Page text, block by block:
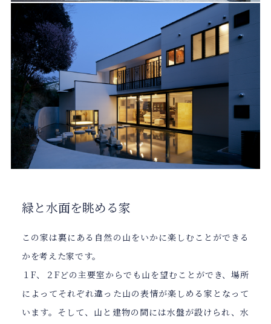
緑と水面を眺める家
この家は裏にある自然の山をいかに楽しむことができる
かを考えた家です。
１F、２Fどの主要室からでも山を望むことができ、場所
によってそれぞれ違った山の表情が楽しめる家となって
います。そして、山と建物の間には水盤が設けられ、水